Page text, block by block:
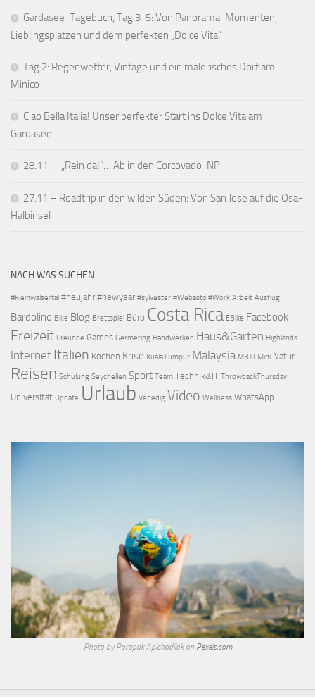
Gardasee-Tagebuch, Tag 3-5: Von Panorama-Momenten,
Lieblingsplätzen und dem perfekten „Dolce Vita“
Tag 2: Regenwetter, Vintage und ein malerisches Dort am
Minico
Ciao Bella Italia! Unser perfekter Start ins Dolce Vita am
Gardasee
28.11. – „Rein da!“… Ab in den Corcovado-NP
27.11 – Roadtrip in den wilden Süden: Von San Jose auf die Osa-
Halbinsel
NACH WAS SUCHEN…
#Kleinwalsertal #neujahr #newyear #sylvester #Webasto #Work Arbeit Ausflug
Bardolino Bike Blog Brettspiel Büro Costa Rica EBike Facebook
Freizeit Freunde Games Germering Handwerken Haus&Garten Highlands
Internet Italien Kochen Krise Kuala Lumpur Malaysia MBTI Mini Natur
Reisen Schulung Seychellen Sport Team Technik&IT ThrowbackThursday
Universität Update Urlaub Venedig Video Wellness WhatsApp
Photo by Porapak Apichodilok on Pexels.com